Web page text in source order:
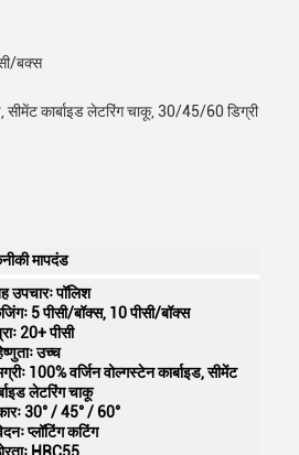
बक्स
सीमेंट कार्बाइड लेटरिंग चाकू, 30/45/60 डिग्री
मापदंड
उपचारः पॉलिश
5 पीसी/बॉक्स, 10 पीसी/बॉक्स
20+ पीसी
उच्च
100% वर्जिन वोल्गस्टेन कार्बाइड, सीमेंट
लेटरिंग चाकू
30° / 45° / 60°
प्लॉटिंग कटिंग